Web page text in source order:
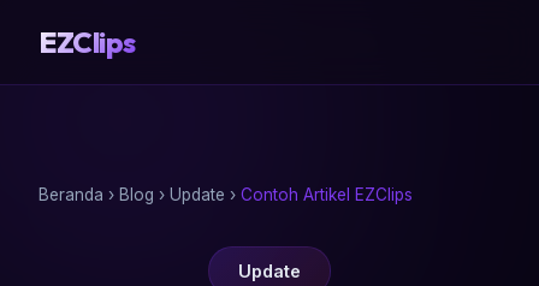
EZClips
Beranda › Blog › Update › Contoh Artikel EZClips
Update